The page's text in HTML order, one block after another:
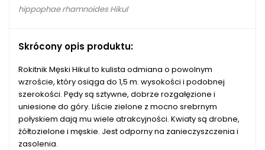
hippophae rhamnoides Hikul
Skrócony opis produktu:
Rokitnik Męski Hikul to kulista odmiana o powolnym
wzroście, który osiąga do 1,5 m. wysokości i podobnej
szerokości. Pędy są sztywne, dobrze rozgałęzione i
uniesione do góry. Liście zielone z mocno srebrnym
połyskiem dają mu wiele atrakcyjności. Kwiaty są drobne,
żółtozielone i męskie. Jest odporny na zanieczyszczenia i
zasolenia.